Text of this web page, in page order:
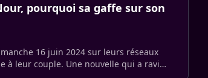
pourquoi sa gaffe sur son
16 juin 2024 sur leurs réseaux
à leur couple. Une nouvelle qui a ravi